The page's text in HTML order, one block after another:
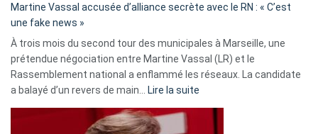
Algérie
Martine Vassal accusée d’alliance secrète avec le RN : « C’est
une fake news »
À trois mois du second tour des municipales à Marseille, une
prétendue négociation entre Martine Vassal (LR) et le
Rassemblement national a enflammé les réseaux. La candidate
a balayé d’un revers de main… Lire la suite